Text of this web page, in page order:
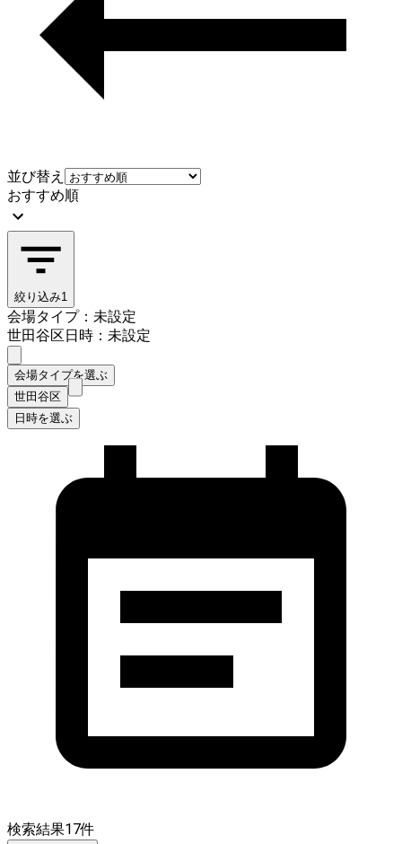
並び替え
おすすめ順
絞り込み1
会場タイプ：未設定
世田谷区日時：未設定
会場タイプを選ぶ
世田谷区
日時を選ぶ
検索結果17件